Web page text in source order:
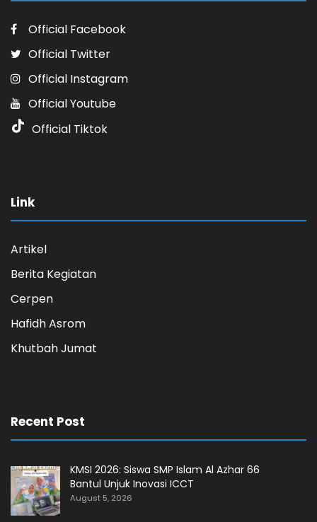
Official Facebook
Official Twitter
Official Instagram
Official Youtube
Official Tiktok
Link
Artikel
Berita Kegiatan
Cerpen
Hafidh Asrom
Khutbah Jumat
Recent Post
KMSI 2026: Siswa SMP Islam Al Azhar 66
Bantul Unjuk Inovasi ICCT
August 5, 2026